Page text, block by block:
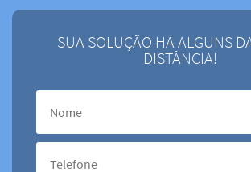
SUA SOLUÇÃO HÁ ALGUNS
DISTÂNCIA!